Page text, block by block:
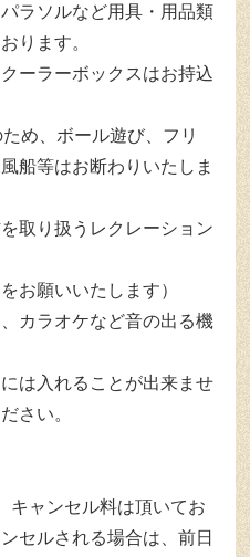
ラソルなど用具・用品類
ります。
ーラーボックスはお持込
め、ボール遊び、フリ
船等はお断わりいたしま
取り扱うレクレーション
お願いいたします）
カラオケなど音の出る機
は入れることが出来ませ
さい。
キャンセル料は頂いてお
セルされる場合は、前日